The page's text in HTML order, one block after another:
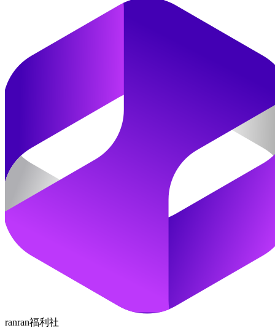
ranran福利社